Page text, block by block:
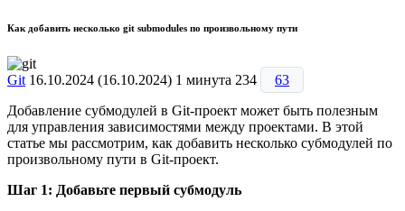
Как добавить несколько git submodules по произвольному пути
Git 16.10.2024 (16.10.2024) 1 минута 234
63
Добавление субмодулей в Git-проект может быть полезным
для управления зависимостями между проектами. В этой
статье мы рассмотрим, как добавить несколько субмодулей по
произвольному пути в Git-проект.
Шаг 1: Добавьте первый субмодуль